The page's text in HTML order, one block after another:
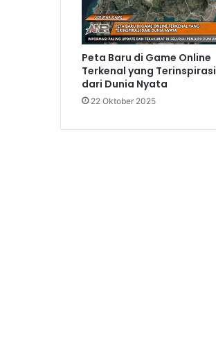
Peta Baru di Game Online
Terkenal yang Terinspirasi
dari Dunia Nyata
22 Oktober 2025